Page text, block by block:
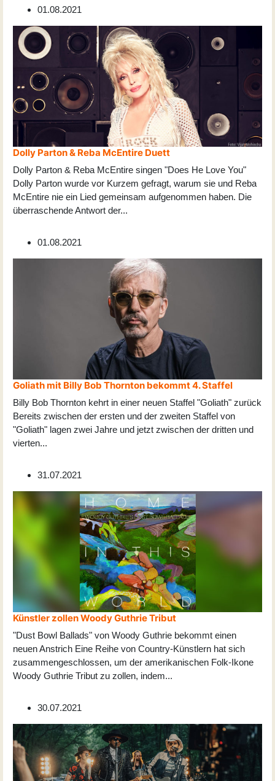
01.08.2021
Dolly Parton & Reba McEntire Duett
Dolly Parton & Reba McEntire singen "Does He Love You"
Dolly Parton wurde vor Kurzem gefragt, warum sie und Reba
McEntire nie ein Lied gemeinsam aufgenommen haben. Die
überraschende Antwort der...
01.08.2021
Goliath mit Billy Bob Thornton bekommt 4. Staffel
Billy Bob Thornton kehrt in einer neuen Staffel "Goliath" zurück
Bereits zwischen der ersten und der zweiten Staffel von
"Goliath" lagen zwei Jahre und jetzt zwischen der dritten und
vierten...
31.07.2021
Künstler zollen Woody Guthrie Tribut
"Dust Bowl Ballads" von Woody Guthrie bekommt einen
neuen Anstrich Eine Reihe von Country-Künstlern hat sich
zusammengeschlossen, um der amerikanischen Folk-Ikone
Woody Guthrie Tribut zu zollen, indem...
30.07.2021